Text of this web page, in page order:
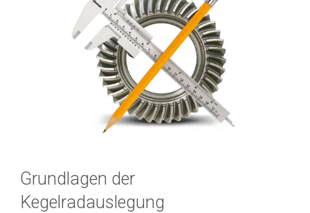
Grundlagen der
Kegelradauslegung